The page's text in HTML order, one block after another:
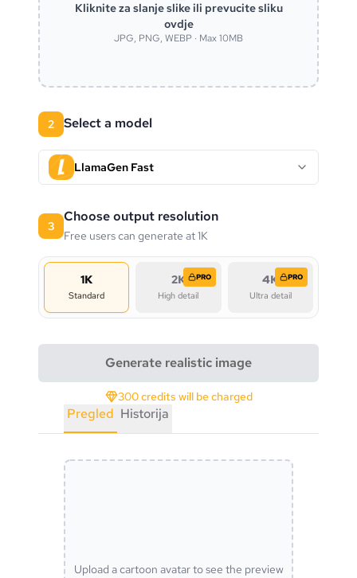
Kliknite za slanje slike ili prevucite sliku
ovdje
JPG, PNG, WEBP · Max 10MB
2 Select a model
LlamaGen Fast
3
Choose output resolution
Free users can generate at 1K
1K
Standard
PRO
2K
High detail
PRO
4K
Ultra detail
Generate realistic image
300 credits will be charged
Pregled Historija
Upload a cartoon avatar to see the preview